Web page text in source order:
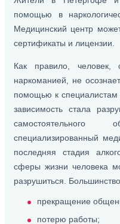
помощью в
Медицинский центр
сертификаты и лицензии.
Как правило, человек,
наркоманией, не
помощью к специалистам
зависимость стала
специализированный
последняя стадия
сферы жизни человека
разрушиться.
прекращение
потерю работы;